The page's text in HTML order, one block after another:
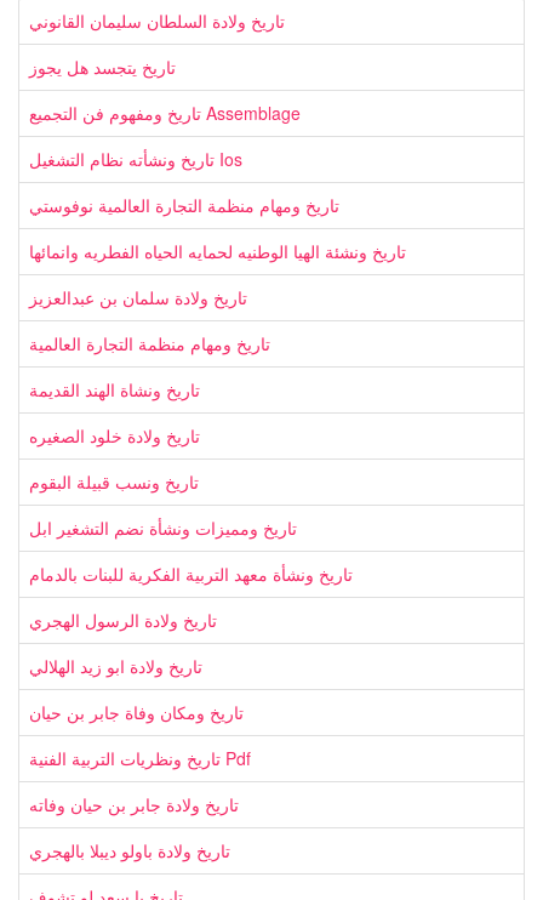
تاريخ ولادة السلطان سليمان القانوني
تاريخ يتجسد هل يجوز
تاريخ ومفهوم فن التجميع Assemblage
تاريخ ونشأته نظام التشغيل Ios
تاريخ ومهام منظمة التجارة العالمية نوفوستي
تاريخ ونشئة الهيا الوطنيه لحمايه الحياه الفطريه وانمائها
تاريخ ولادة سلمان بن عبدالعزيز
تاريخ ومهام منظمة التجارة العالمية
تاريخ ونشاة الهند القديمة
تاريخ ولادة خلود الصغيره
تاريخ ونسب قبيلة البقوم
تاريخ ومميزات ونشأة نضم التشغير ابل
تاريخ ونشأة معهد التربية الفكرية للبنات بالدمام
تاريخ ولادة الرسول الهجري
تاريخ ولادة ابو زيد الهلالي
تاريخ ومكان وفاة جابر بن حيان
تاريخ ونظريات التربية الفنية Pdf
تاريخ ولادة جابر بن حيان وفاته
تاريخ ولادة باولو ديبلا بالهجري